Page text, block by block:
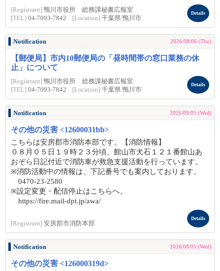
[Registrant] 鴨川市役所 総務課秘書広報室
[TEL] 04-7093-7842 [Location] 千葉県 鴨川市
Details
Notification 2026/08/06 (Thu)
【郵便局】市内10郵便局の「昼時間帯の窓口業務の休
止」について
[Registrant] 鴨川市役所 総務課秘書広報室
[TEL] 04-7093-7842 [Location] 千葉県 鴨川市
Details
Notification 2026/08/05 (Wed)
その他の災害 <12600031bb>
こちらは安房郡市消防本部です。【消防情報】
０８月０５日１９時２３分頃、館山市犬石１２１番館山あ
おぞら日記付近で消防車が救急支援活動を行っています。
※消防活動中の情報は、下記番号でも案内しております。
0470-23-2580
※設定変更・配信停止はこちらへ。
https://fire.mail-dpt.jp/awa/
[Registrant] 安房郡市消防本部
Details
Notification 2026/08/05 (Wed)
その他の災害 <126000319d>